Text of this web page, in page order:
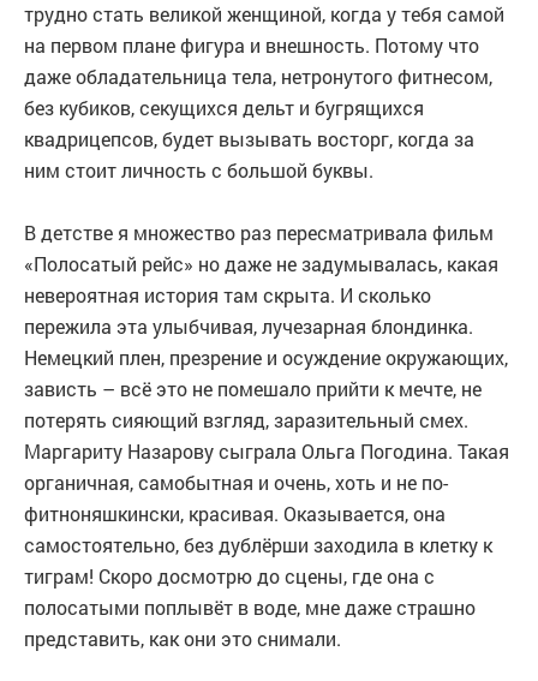
трудно стать великой женщиной, когда у тебя самой
на первом плане фигура и внешность. Потому что
даже обладательница тела, нетронутого фитнесом,
без кубиков, секущихся дельт и бугрящихся
квадрицепсов, будет вызывать восторг, когда за
ним стоит личность с большой буквы.
В детстве я множество раз пересматривала фильм
«Полосатый рейс» но даже не задумывалась, какая
невероятная история там скрыта. И сколько
пережила эта улыбчивая, лучезарная блондинка.
Немецкий плен, презрение и осуждение окружающих,
зависть – всё это не помешало прийти к мечте, не
потерять сияющий взгляд, заразительный смех.
Маргариту Назарову сыграла Ольга Погодина. Такая
органичная, самобытная и очень, хоть и не по-
фитноняшкински, красивая. Оказывается, она
самостоятельно, без дублёрши заходила в клетку к
тиграм! Скоро досмотрю до сцены, где она с
полосатыми поплывёт в воде, мне даже страшно
представить, как они это снимали.